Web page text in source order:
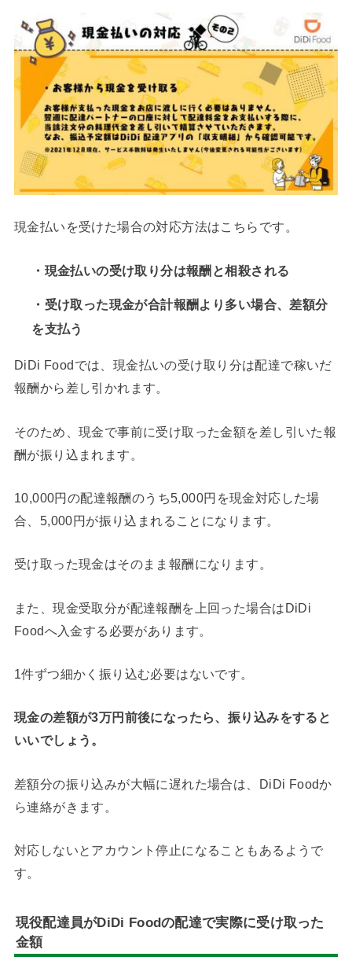
現金払いを受けた場合の対応方法はこちらです。
・現金払いの受け取り分は報酬と相殺される
・受け取った現金が合計報酬より多い場合、差額分
を支払う
DiDi Foodでは、現金払いの受け取り分は配達で稼いだ
報酬から差し引かれます。
そのため、現金で事前に受け取った金額を差し引いた報
酬が振り込まれます。
10,000円の配達報酬のうち5,000円を現金対応した場
合、5,000円が振り込まれることになります。
受け取った現金はそのまま報酬になります。
また、現金受取分が配達報酬を上回った場合はDiDi
Foodへ入金する必要があります。
1件ずつ細かく振り込む必要はないです。
現金の差額が3万円前後になったら、振り込みをすると
いいでしょう。
差額分の振り込みが大幅に遅れた場合は、DiDi Foodか
ら連絡がきます。
対応しないとアカウント停止になることもあるようで
す。
現役配達員がDiDi Foodの配達で実際に受け取った
金額